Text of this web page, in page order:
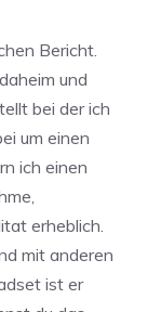
Bericht.
und
bei der ich
um einen
ich einen
erheblich.
mit anderen
ist er